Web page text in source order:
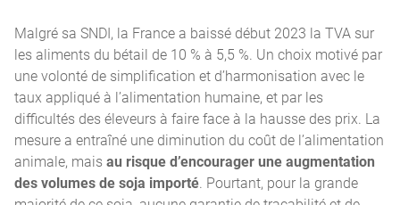
Malgré sa SNDI, la France a baissé début 2023 la TVA sur
les aliments du bétail de 10 % à 5,5 %. Un choix motivé par
une volonté de simplification et d’harmonisation avec le
taux appliqué à l’alimentation humaine, et par les
difficultés des éleveurs à faire face à la hausse des prix. La
mesure a entraîné une diminution du coût de l’alimentation
animale, maisau risque d’encourager une augmentation
des volumes de soja importé . Pourtant, pour la grande